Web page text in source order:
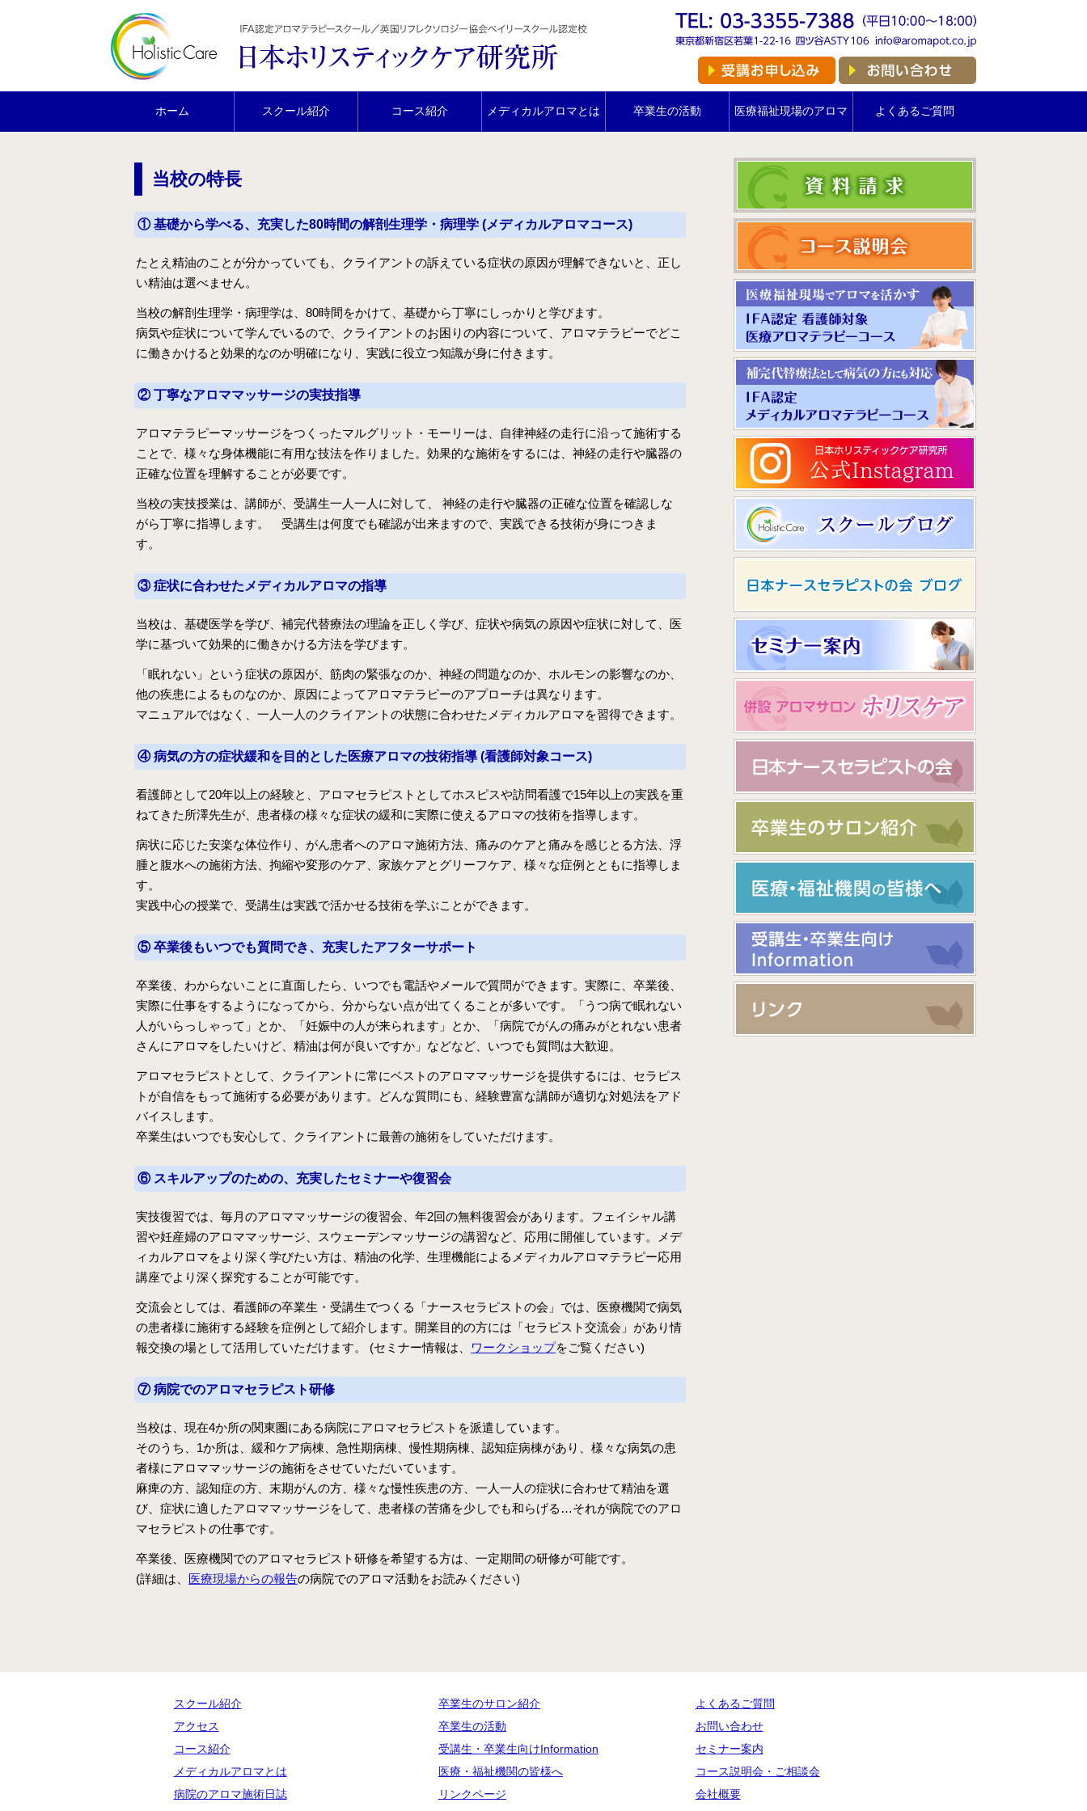
ホーム スクール紹介 コース紹介 メディカルアロマとは 卒業生の活動 医療福祉現場のアロマ よくあるご質問
当校の特長
① 基礎から学べる、充実した80時間の解剖生理学・病理学 (メディカルアロマコース)
たとえ精油のことが分かっていても、クライアントの訴えている症状の原因が理解できないと、正し
い精油は選べません。
当校の解剖生理学・病理学は、80時間をかけて、基礎から丁寧にしっかりと学びます。
病気や症状について学んでいるので、クライアントのお困りの内容について、アロマテラピーでどこ
に働きかけると効果的なのか明確になり、実践に役立つ知識が身に付きます。
② 丁寧なアロママッサージの実技指導
アロマテラピーマッサージをつくったマルグリット・モーリーは、自律神経の走行に沿って施術する
ことで、様々な身体機能に有用な技法を作りました。効果的な施術をするには、神経の走行や臓器の
正確な位置を理解することが必要です。
当校の実技授業は、講師が、受講生一人一人に対して、 神経の走行や臓器の正確な位置を確認しな
がら丁寧に指導します。 受講生は何度でも確認が出来ますので、実践できる技術が身につきま
す。
③ 症状に合わせたメディカルアロマの指導
当校は、基礎医学を学び、補完代替療法の理論を正しく学び、症状や病気の原因や症状に対して、医
学に基づいて効果的に働きかける方法を学びます。
「眠れない」という症状の原因が、筋肉の緊張なのか、神経の問題なのか、ホルモンの影響なのか、
他の疾患によるものなのか、原因によってアロマテラピーのアプローチは異なります。
マニュアルではなく、一人一人のクライアントの状態に合わせたメディカルアロマを習得できます。
④ 病気の方の症状緩和を目的とした医療アロマの技術指導 (看護師対象コース)
看護師として20年以上の経験と、アロマセラピストとしてホスピスや訪問看護で15年以上の実践を重
ねてきた所澤先生が、患者様の様々な症状の緩和に実際に使えるアロマの技術を指導します。
病状に応じた安楽な体位作り、がん患者へのアロマ施術方法、痛みのケアと痛みを感じとる方法、浮
腫と腹水への施術方法、拘縮や変形のケア、家族ケアとグリーフケア、様々な症例とともに指導しま
す。
実践中心の授業で、受講生は実践で活かせる技術を学ぶことができます。
⑤ 卒業後もいつでも質問でき、充実したアフターサポート
卒業後、わからないことに直面したら、いつでも電話やメールで質問ができます。実際に、卒業後、
実際に仕事をするようになってから、分からない点が出てくることが多いです。「うつ病で眠れない
人がいらっしゃって」とか、「妊娠中の人が来られます」とか、「病院でがんの痛みがとれない患者
さんにアロマをしたいけど、精油は何が良いですか」などなど、いつでも質問は大歓迎。
アロマセラピストとして、クライアントに常にベストのアロママッサージを提供するには、セラピス
トが自信をもって施術する必要があります。どんな質問にも、経験豊富な講師が適切な対処法をアド
バイスします。
卒業生はいつでも安心して、クライアントに最善の施術をしていただけます。
⑥ スキルアップのための、充実したセミナーや復習会
実技復習では、毎月のアロママッサージの復習会、年2回の無料復習会があります。フェイシャル講
習や妊産婦のアロママッサージ、スウェーデンマッサージの講習など、応用に開催しています。メデ
ィカルアロマをより深く学びたい方は、精油の化学、生理機能によるメディカルアロマテラピー応用
講座でより深く探究することが可能です。
交流会としては、看護師の卒業生・受講生でつくる「ナースセラピストの会」では、医療機関で病気
の患者様に施術する経験を症例として紹介します。開業目的の方には「セラピスト交流会」があり情
報交換の場として活用していただけます。 (セミナー情報は、
ワークショップをご覧ください)
⑦ 病院でのアロマセラピスト研修
当校は、現在4か所の関東圏にある病院にアロマセラピストを派遣しています。
そのうち、1か所は、緩和ケア病棟、急性期病棟、慢性期病棟、認知症病棟があり、様々な病気の患
者様にアロママッサージの施術をさせていただいています。
麻痺の方、認知症の方、末期がんの方、様々な慢性疾患の方、一人一人の症状に合わせて精油を選
び、症状に適したアロママッサージをして、患者様の苦痛を少しでも和らげる…それが病院でのアロ
マセラピストの仕事です。
卒業後、医療機関でのアロマセラピスト研修を希望する方は、一定期間の研修が可能です。
(詳細は、 医療現場からの報告の病院でのアロマ活動をお読みください)
スクール紹介
アクセス
コース紹介
メディカルアロマとは
病院のアロマ施術日誌
卒業生のサロン紹介
卒業生の活動
受講生・卒業生向けInformation
医療・福祉機関の皆様へ
リンクページ
よくあるご質問
お問い合わせ
セミナー案内
コース説明会・ご相談会
会社概要
ホーム
当校の特長
スクール通信
講】
IFA認定 看護師対象 医療アロマテラピーコース【2026年5
ース
クリニカル・リフレクソロジーコースご案内
アロマ・ストレスケアコース（オンライン）
メディカルアロマとは
卒業生の活動
医療福祉現場のアロマ
卒業生の医療福祉への導入例